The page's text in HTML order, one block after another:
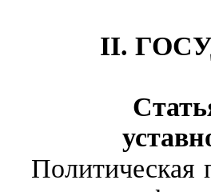
II.
Политическая